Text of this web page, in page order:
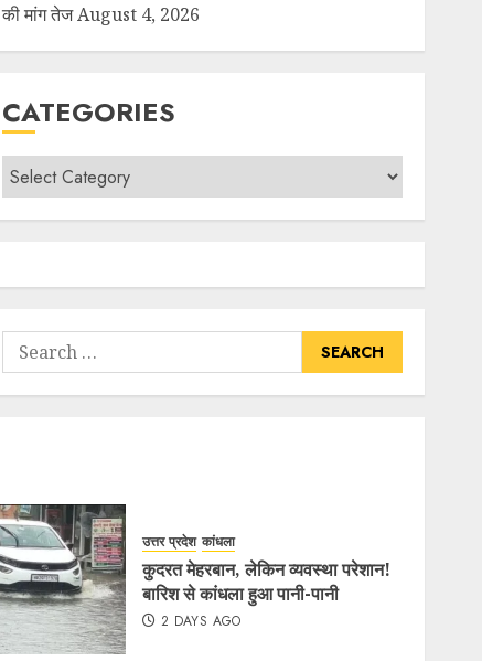
की मांग तेज August 4, 2026
CATEGORIES
उत्तर प्रदेश कांधला
कुदरत मेहरबान, लेकिन व्यवस्था परेशान!
बारिश से कांधला हुआ पानी-पानी
2 DAYS AGO